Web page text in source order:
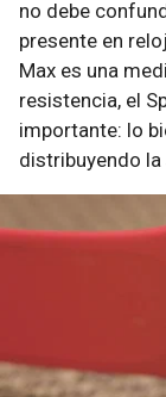
no debe
presente en
Max es una
resistencia, el
importante: lo
distribuyendo